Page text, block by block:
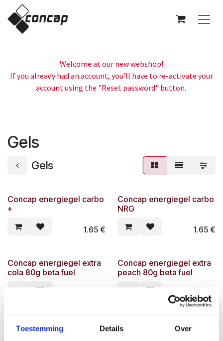
Toestemming Details Over
Skip to Content
Welcome at our new webshop!
If you already had an account, you'll have to re-activate your
account using the "Reset password" button.
Gels
Gels
Concap energiegel carbo
+
1.65€
Concap energiegel carbo
NRG
1.65€
Concap energiegel extra
cola 80g beta fuel
Concap energiegel extra
peach 80g beta fuel
2.60 €
Concap Energy Gel 55-11
Concap Energy Gel